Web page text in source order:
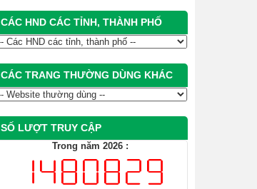
CÁC HND CÁC TỈNH, THÀNH PHỐ
CÁC TRANG THƯỜNG DÙNG KHÁC
SỐ LƯỢT TRUY CẬP
Trong năm 2026 :